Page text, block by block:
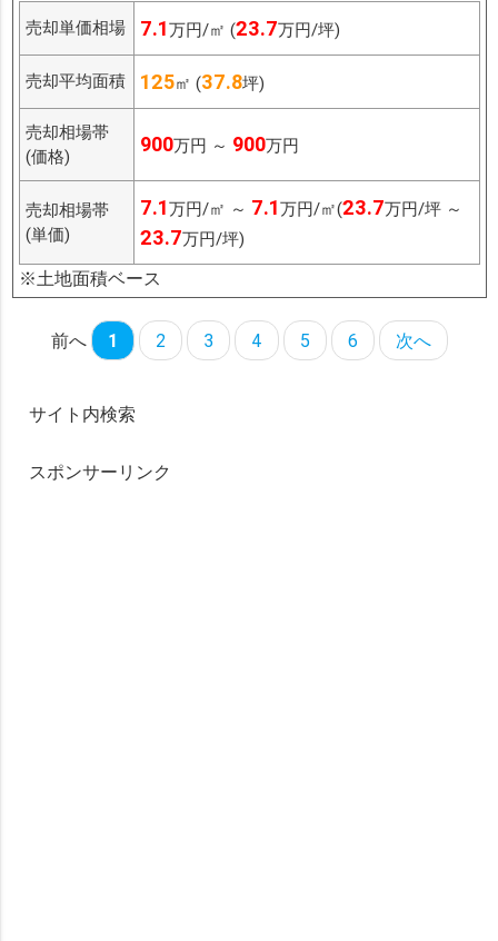
売却単価相場 7.1万円/㎡ (23.7万円/坪)
売却平均面積 125㎡ (37.8坪)
売却相場帯
(価格)
900万円 ～ 900万円
売却相場帯
(単価)
7.1万円/㎡ ～ 7.1万円/㎡(23.7万円/坪 ～
23.7万円/坪)
※土地面積ベース
前へ 1 2 3 4 5 6 次へ
サイト内検索
スポンサーリンク